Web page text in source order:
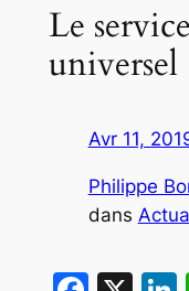
Le
universel
Avr 11,
Philippe
dans